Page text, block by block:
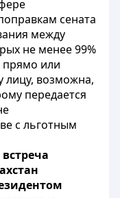
сената
между
не менее 99%
прямо или
лицу, возможна,
передается
с льготным